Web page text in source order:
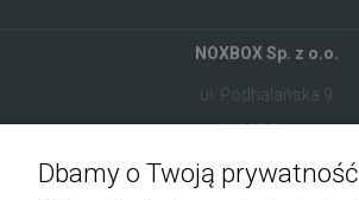
NOXBOX Sp. z o.o.
ul. Podhalańska 9
41-907 Bytom
+48 534 555 344
Dbamy o Twoją prywatność